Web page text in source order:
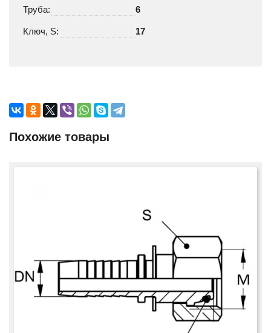
Труба: 6
Ключ, S: 17
Похожие товары